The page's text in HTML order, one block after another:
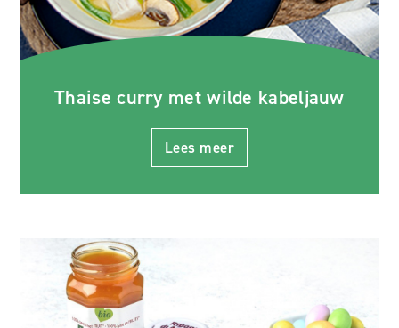
Thaise curry met wilde kabeljauw
Lees meer